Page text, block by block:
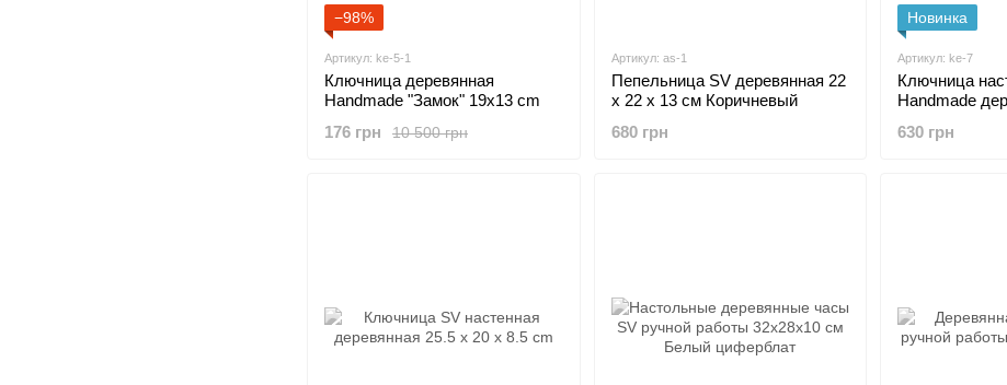
−98%
Артикул: ke-5-1
Ключница деревянная
Handmade "Замок" 19x13 cm
10 500 грн
176 грн
Артикул: as-1
Пепельница SV деревянная 22
x 22 x 13 см Коричневый
680 грн
Новинка
Артикул: ke-7
Ключница
Handmade
630 грн